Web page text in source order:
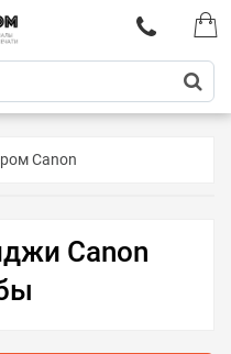
Canon
Canon